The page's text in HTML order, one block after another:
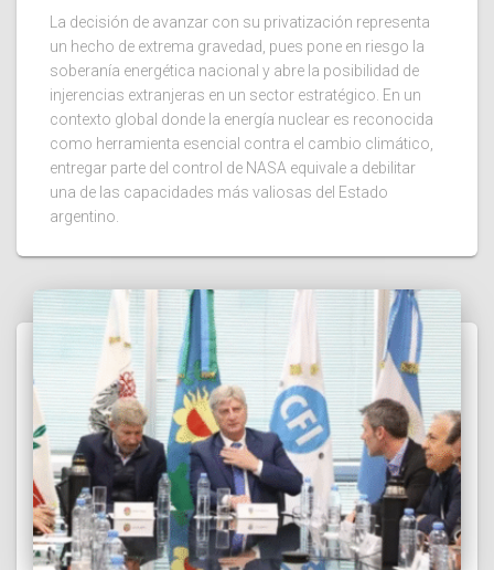
La decisión de avanzar con su privatización representa
un hecho de extrema gravedad, pues pone en riesgo la
soberanía energética nacional y abre la posibilidad de
injerencias extranjeras en un sector estratégico. En un
contexto global donde la energía nuclear es reconocida
como herramienta esencial contra el cambio climático,
entregar parte del control de NASA equivale a debilitar
una de las capacidades más valiosas del Estado
argentino.